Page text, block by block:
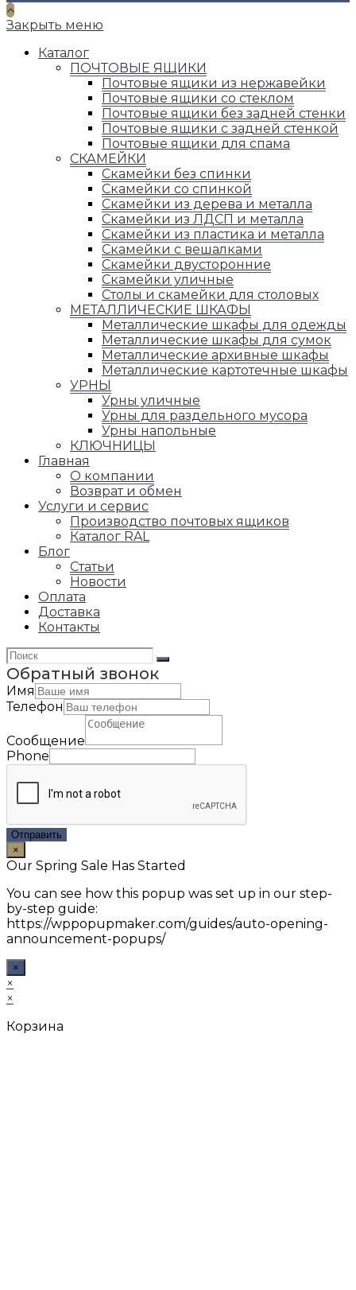
a
new
tab
Закрыть меню
Каталог
ПОЧТОВЫЕ ЯЩИКИ
Почтовые ящики из нержавейки
Почтовые ящики со стеклом
Почтовые ящики без задней стенки
Почтовые ящики с задней стенкой
Почтовые ящики для спама
СКАМЕЙКИ
Скамейки без спинки
Скамейки со спинкой
Скамейки из дерева и металла
Скамейки из ЛДСП и металла
Скамейки из пластика и металла
Скамейки с вешалками
Скамейки двусторонние
Скамейки уличные
Столы и скамейки для столовых
МЕТАЛЛИЧЕСКИЕ ШКАФЫ
Металлические шкафы для одежды
Металлические шкафы для сумок
Металлические архивные шкафы
Металлические картотечные шкафы
УРНЫ
Урны уличные
Урны для раздельного мусора
Урны напольные
КЛЮЧНИЦЫ
Главная
О компании
Возврат и обмен
Услуги и сервис
Производство почтовых ящиков
Каталог RAL
Блог
Статьи
Новости
Оплата
Доставка
Контакты
Обратный звонок
Имя
Телефон
Сообщение
Phone
Отправить
×
Our Spring Sale Has Started
You can see how this popup was set up in our step-
by-step guide:
https://wppopupmaker.com/guides/auto-opening-
announcement-popups/
×
×
×
Корзина